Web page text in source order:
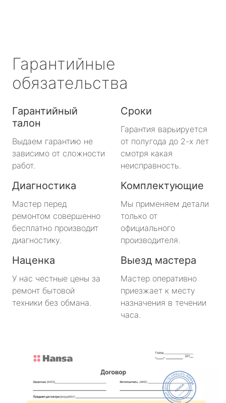
Гарантийные
обязательства
Гарантийный
талон
Выдаем гарантию не
зависимо от сложности
работ.
Сроки
Гарантия варьируется
от полугода до 2-х лет
смотря какая
неисправность.
Диагностика
Мастер перед
ремонтом совершенно
бесплатно производит
диагностику.
Комплектующие
Мы применяем детали
только от
официального
производителя.
Наценка
У нас честные цены за
ремонт бытовой
техники без обмана.
Выезд мастера
Мастер оперативно
приезжает к месту
назначения в течении
часа.